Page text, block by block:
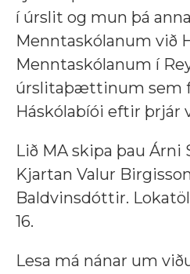
í úrslit og mun þá
Menntaskólanum við
Menntaskólanum í
úrslitaþættinum sem
Háskólabíói eftir þrjár
Lið MA skipa þau Árni
Kjartan Valur
Baldvinsdóttir.
16.
Lesa má nánar um